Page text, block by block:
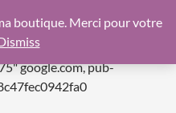
pagead/js/
google.com, pub-
Aller
boutique. Merci pour votre